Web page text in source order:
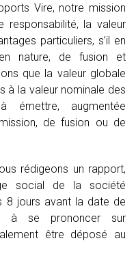
Vire, notre mission
responsabilité, la valeur
particuliers, s’il en
nature, de fusion et
que la valeur globale
à la valeur nominale des
augmentée
de fusion ou de
rédigeons un rapport,
social de la société
8 jours avant la date de
à se prononcer sur
être déposé au